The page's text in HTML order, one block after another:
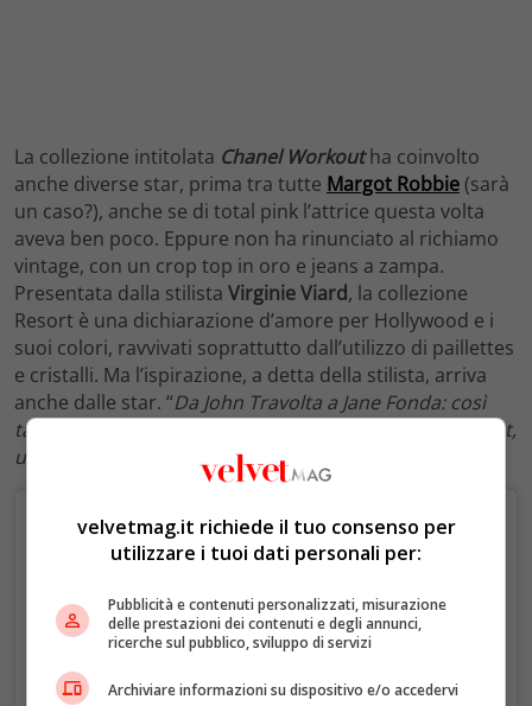
La collezione intitolata Chanel Workoutha coinvolto
anche diverse star, prima tra tutte Margot Robbie(sarà
un caso?), anche se di total pink l’attrice questa volta
aveva ben poco. Eppure non ha rinunciato al richiamo
vintage, con un crop top in oro e jeans a zampa.
Presentata dalla stilista Virginie Viard, la collezione
Resort è una dichiarazione d’amore per Hollywood e i
suoi colori, ravvivati soprattutto dall’utilizzo di paillettes
e cristalli. Ma l’ispirazione, a detta della stilista, arriva
anche dalle star. “Da John Travolta a Jane Fonda: così
tante attrici, i corpi, la palestra, l’aerobica. Un peu sport,
un peu tweed
“, ha raccontato a
velvetmag.it richiede il tuo consenso per
utilizzare i tuoi dati personali per:
Pubblicità e contenuti personalizzati, misurazione
delle prestazioni dei contenuti e degli annunci,
ricerche sul pubblico, sviluppo di servizi
Archiviare informazioni su dispositivo e/o accedervi